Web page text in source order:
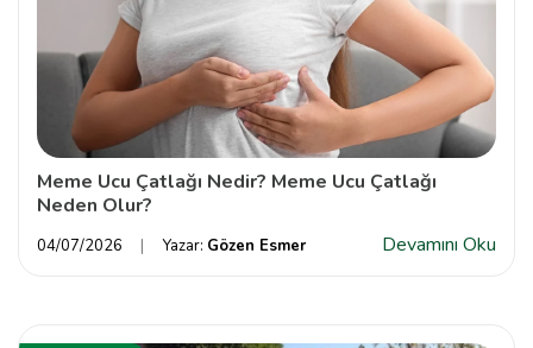
Meme Ucu Çatlağı Nedir? Meme Ucu Çatlağı
Neden Olur?
04/07/2026 Yazar: Gözen Esmer Devamını Oku